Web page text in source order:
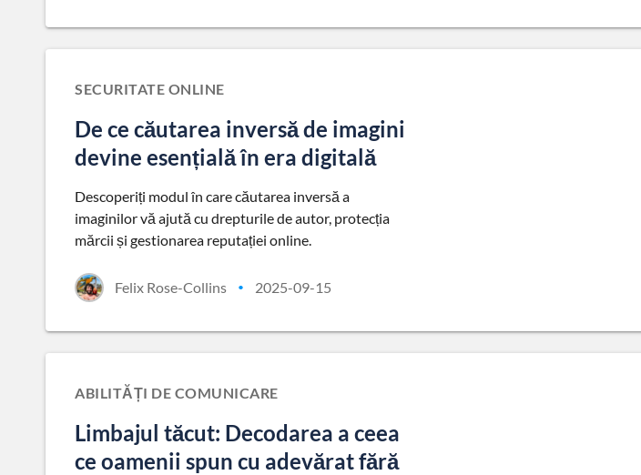
SECURITATE ONLINE
De ce căutarea inversă de imagini
devine esențială în era digitală
Descoperiți modul în care căutarea inversă a
imaginilor vă ajută cu drepturile de autor, protecția
mărcii și gestionarea reputației online.
Felix Rose-Collins • 2025-09-15
ABILITĂȚI DE COMUNICARE
Limbajul tăcut: Decodarea a ceea
ce oamenii spun cu adevărat fără